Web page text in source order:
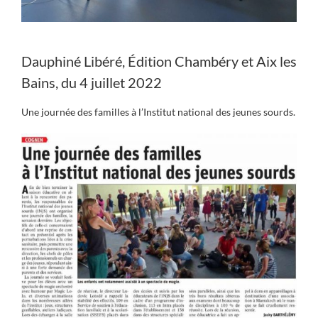
Dauphiné Libéré, Édition Chambéry et Aix les
Bains, du 4 juillet 2022
Une journée des familles à l’Institut national des jeunes sourds.